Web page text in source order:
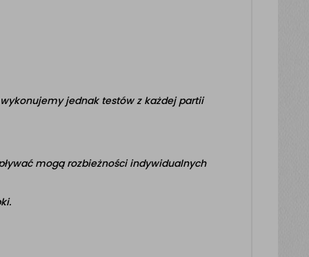
jednak testów z każdej partii
mogą rozbieżności indywidualnych